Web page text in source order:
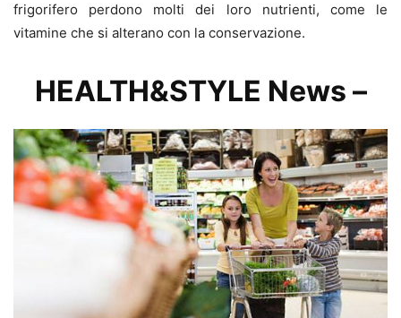
frigorifero perdono molti dei loro nutrienti, come le
vitamine che si alterano con la conservazione.
HEALTH&STYLE News –